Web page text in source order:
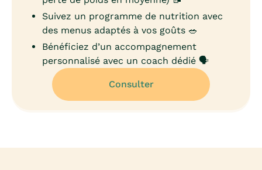
Suivez un programme de nutrition avec
des menus adaptés à vos goûts 🥗
Bénéficiez d’un accompagnement
personnalisé avec un coach dédié 🗣️
Consulter